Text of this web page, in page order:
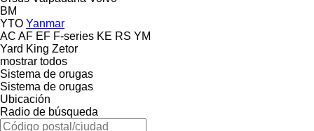
BM
YTO Yanmar
AC AF EF F-series KE RS YM
Yard King Zetor
mostrar todos
Sistema de orugas
Sistema de orugas
Ubicación
Radio de búsqueda